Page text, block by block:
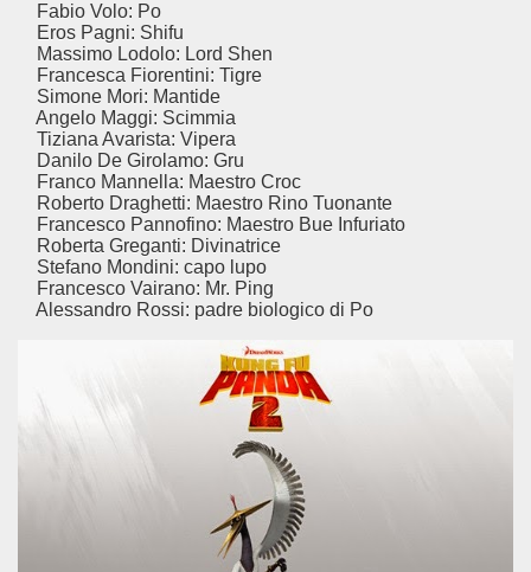
Fabio Volo: Po
Eros Pagni: Shifu
Massimo Lodolo: Lord Shen
Francesca Fiorentini: Tigre
Simone Mori: Mantide
Angelo Maggi: Scimmia
Tiziana Avarista: Vipera
Danilo De Girolamo: Gru
Franco Mannella: Maestro Croc
Roberto Draghetti: Maestro Rino Tuonante
Francesco Pannofino: Maestro Bue Infuriato
Roberta Greganti: Divinatrice
Stefano Mondini: capo lupo
Francesco Vairano: Mr. Ping
Alessandro Rossi: padre biologico di Po
un capolavoro cyberpunk.
esprime e incarna la riflessione storica di una
Se Ti Piacciono nel mese di Marzo 2015.
un film di Oliver Stone che smuove lo spettatore.
commedia che fa anche riflettere.
che si regge sulle spalle di Paola Cortellesi.
e visiva eccellente per un documentario educativo di
una commedia che aiuta a riflettere.